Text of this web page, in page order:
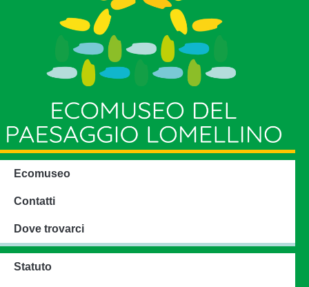
Ecomuseo
Contatti
Dove trovarci
Statuto